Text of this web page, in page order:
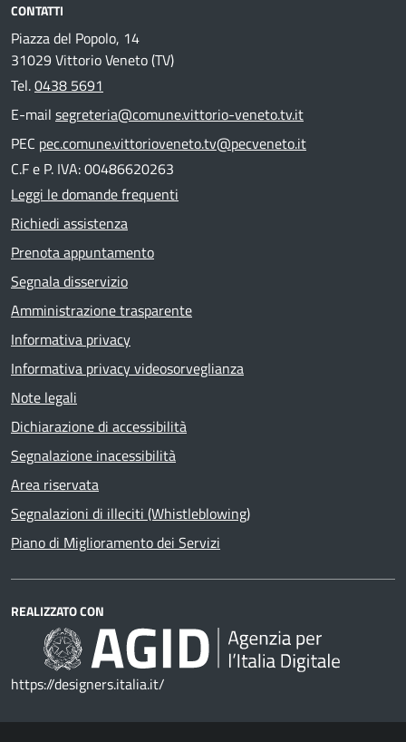
CONTATTI
Piazza del Popolo, 14
31029 Vittorio Veneto (TV)
Tel.0438 5691
E-mail segreteria@comune.vittorio-veneto.tv.it
PEC pec.comune.vittorioveneto.tv@pecveneto.it
C.F e P. IVA: 00486620263
Leggi le domande frequenti
Richiedi assistenza
Prenota appuntamento
Segnala disservizio
Amministrazione trasparente
Informativa privacy
Informativa privacy videosorveglianza
Note legali
Dichiarazione di accessibilità
Segnalazione inacessibilità
Area riservata
Segnalazioni di illeciti (Whistleblowing)
Piano di Miglioramento dei Servizi
REALIZZATO CON
https://designers.italia.it/